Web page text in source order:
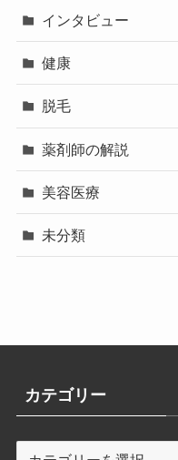
インタビュー
健康
脱毛
薬剤師の解説
美容医療
未分類
カテゴリー